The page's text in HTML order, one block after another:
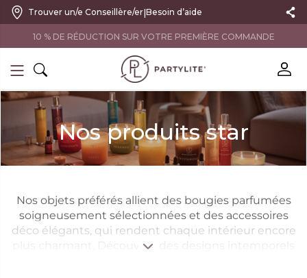
Trouver un/e Conseillère/er|Besoin d’aide
10 % DE RÉDUCTION SUR VOTRE PREMIÈRE COMMANDE
Nos produits star
Nos objets préférés allient des bougies parfumées
soigneusement sélectionnées et des accessoires
déco élégants, qui rendent chaque intérieur encore
plus charmant. Découvrez des designs intemporels